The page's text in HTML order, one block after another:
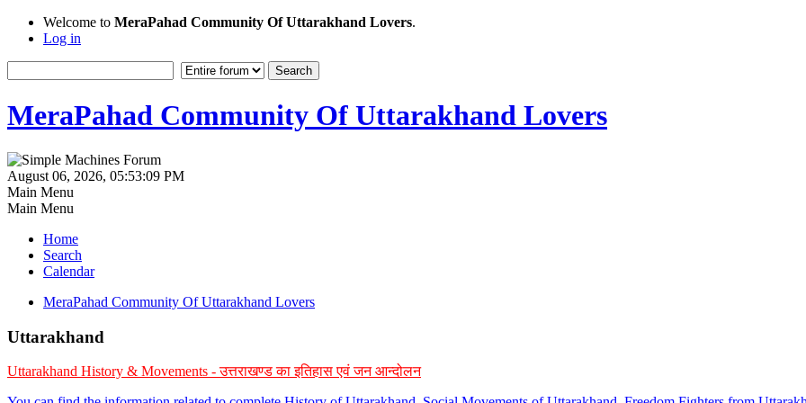
Welcome to MeraPahad Community Of Uttarakhand Lovers.
Log in
MeraPahad Community Of Uttarakhand Lovers
August 06, 2026, 05:53:09 PM
Main Menu
Main Menu
Home
Search
Calendar
MeraPahad Community Of Uttarakhand Lovers
Uttarakhand
Uttarakhand History & Movements - उत्तराखण्ड का इतिहास एवं जन आन्दोलन